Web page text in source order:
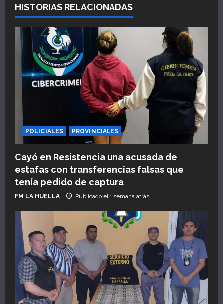
c
i
ó
n
d
e
e
n
t
r
a
d
a
s
HISTORIAS RELACIONADAS
POLICIALES PROVINCIALES
Cayó en Resistencia una acusada de
estafas con transferencias falsas que
tenía pedido de captura
FM LA HUELLA Publicado el 1 semana atrás